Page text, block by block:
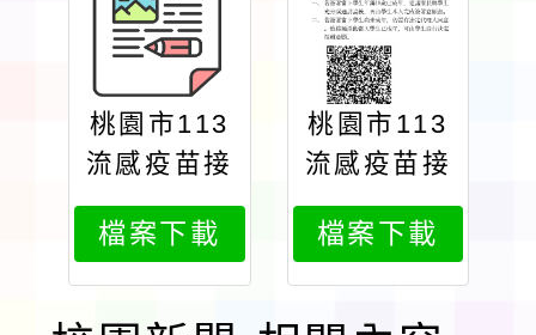
桃園市113
流感疫苗接
種計畫線上
意願書
檔案下載
桃園市113
流感疫苗接
種計畫線上
意願書qr碼
檔案下載